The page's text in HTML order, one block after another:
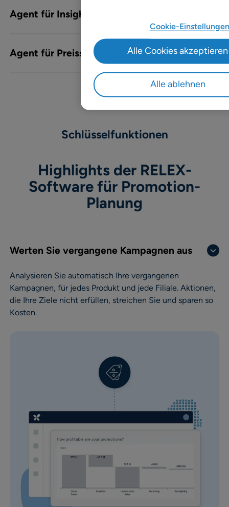
Agent für Insights und Reporting
Agent für Preisstrategie
Schlüsselfunktionen
Highlights der RELEX-
Software für Promotion-
Planung
Werten Sie vergangene Kampagnen aus
Analysieren Sie automatisch Ihre vergangenen
Kampagnen, für jedes Produkt und jede Filiale. Aktionen,
die Ihre Ziele nicht erfüllen, streichen Sie und sparen so
Kosten.
Cookie-Einstellungen
Alle ablehnen
Alle Cookies akzeptieren